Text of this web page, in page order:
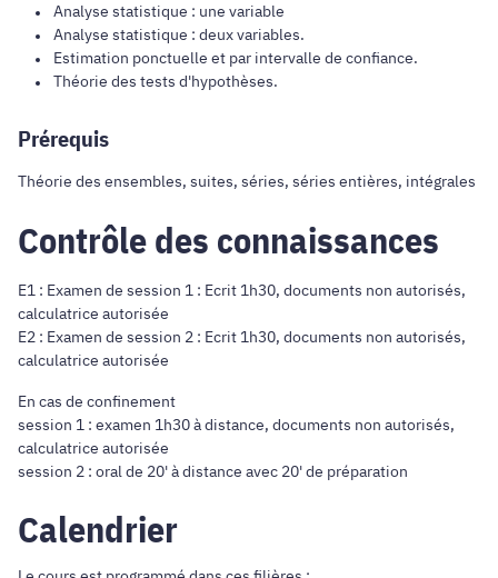
Analyse statistique : une variable
Analyse statistique : deux variables.
Estimation ponctuelle et par intervalle de confiance.
Théorie des tests d'hypothèses.
Prérequis
Théorie des ensembles, suites, séries, séries entières, intégrales
Contrôle des connaissances
E1 : Examen de session 1 : Ecrit 1h30, documents non autorisés,
calculatrice autorisée
E2 : Examen de session 2 : Ecrit 1h30, documents non autorisés,
calculatrice autorisée
En cas de confinement
session 1 : examen 1h30 à distance, documents non autorisés,
calculatrice autorisée
session 2 : oral de 20' à distance avec 20' de préparation
Calendrier